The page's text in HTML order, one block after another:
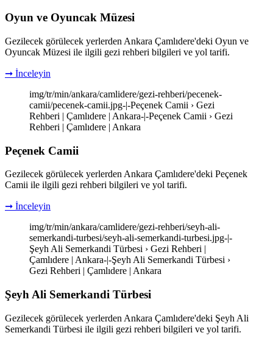
Oyun ve Oyuncak Müzesi
Gezilecek görülecek yerlerden Ankara Çamlıdere'deki Oyun ve
Oyuncak Müzesi ile ilgili gezi rehberi bilgileri ve yol tarifi.
➞ İnceleyin
img/tr/min/ankara/camlidere/gezi-rehberi/pecenek-
camii/pecenek-camii.jpg-|-Peçenek Camii › Gezi
Rehberi | Çamlıdere | Ankara-|-Peçenek Camii › Gezi
Rehberi | Çamlıdere | Ankara
Peçenek Camii
Gezilecek görülecek yerlerden Ankara Çamlıdere'deki Peçenek
Camii ile ilgili gezi rehberi bilgileri ve yol tarifi.
➞ İnceleyin
img/tr/min/ankara/camlidere/gezi-rehberi/seyh-ali-
semerkandi-turbesi/seyh-ali-semerkandi-turbesi.jpg-|-
Şeyh Ali Semerkandi Türbesi › Gezi Rehberi |
Çamlıdere | Ankara-|-Şeyh Ali Semerkandi Türbesi ›
Gezi Rehberi | Çamlıdere | Ankara
Şeyh Ali Semerkandi Türbesi
Gezilecek görülecek yerlerden Ankara Çamlıdere'deki Şeyh Ali
Semerkandi Türbesi ile ilgili gezi rehberi bilgileri ve yol tarifi.